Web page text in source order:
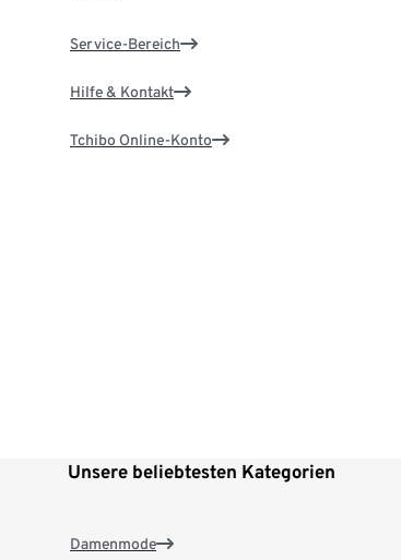
Service-Bereich
Hilfe & Kontakt
Tchibo Online-Konto
Unsere beliebtesten Kategorien
Damenmode